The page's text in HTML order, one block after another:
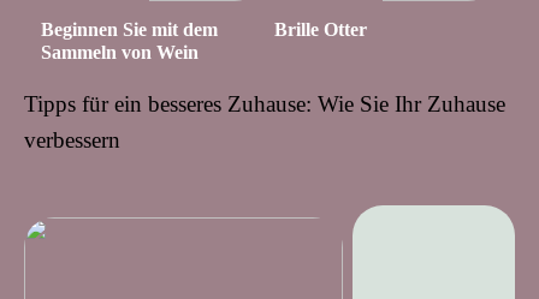
Beginnen Sie mit dem
Sammeln von Wein
Brille Otter
Tipps für ein besseres Zuhause: Wie Sie Ihr Zuhause
verbessern